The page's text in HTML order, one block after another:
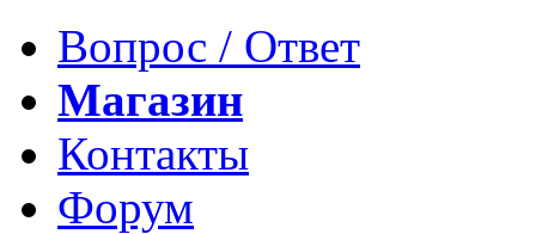
Вопрос / Ответ
Магазин
Контакты
Форум